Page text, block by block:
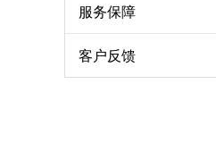
服务保障
客户反馈